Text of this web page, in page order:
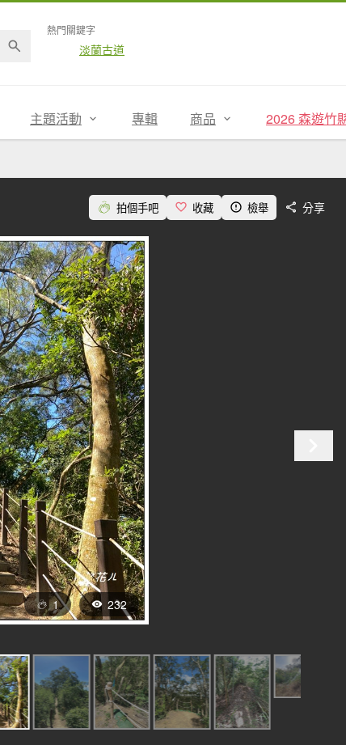
熱門關鍵字
淡蘭古道
主題活動 專輯 商品 2026 森遊竹
拍個手吧 收藏 檢舉 分享
1 232